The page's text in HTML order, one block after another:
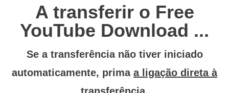
A transferir o Free
YouTube Download ...
Se a transferência não tiver iniciado
automaticamente, prima a ligação direta à
transferência.